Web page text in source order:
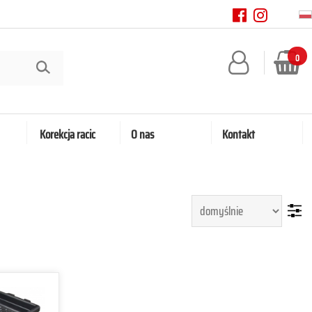
0
Korekcja racic O nas Kontakt